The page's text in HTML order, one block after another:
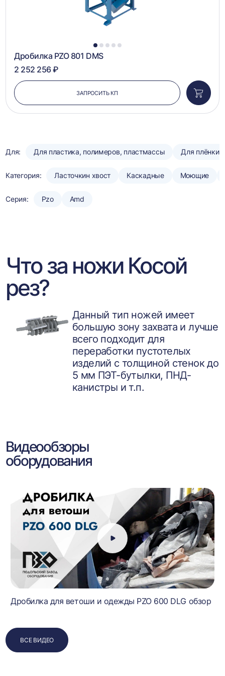
1 2 3 4 5
Дробилка PZO 801 DMS
2 252 256 ₽
ЗАПРОСИТЬ КП
в
Для: Для пластика, полимеров, пластмассы Для плёнки
Категория: Ласточкин хвост Каскадные Моющие
Серия: Pzo Amd
Что за ножи Косой
рез?
Данный тип ножей имеет
большую зону захвата и лучше
всего подходит для
переработки пустотелых
изделий с толщиной стенок до
5 мм ПЭТ-бутылки, ПНД-
канистры и т.п.
Видеообзоры
оборудования
Дробилка для ветоши и одежды PZO 600 DLG обзор
ВСЕ ВИДЕО